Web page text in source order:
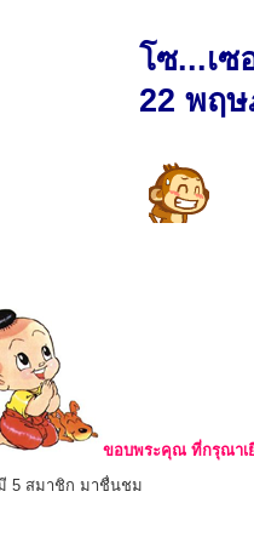
โซ...เซ
22 พฤ
ขอบพระคุณ ที่กรุณาเ
5 สมาชิก มาชื่นชม